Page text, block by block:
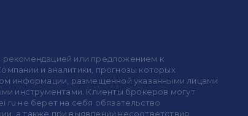
рекомендацией или предложением к
и аналитики, прогнозы которых
информации, размещенной указанными лицами
инструментами. Клиенты брокеров могут
не берет на себя обязательство
а также при выявлении несоответствия